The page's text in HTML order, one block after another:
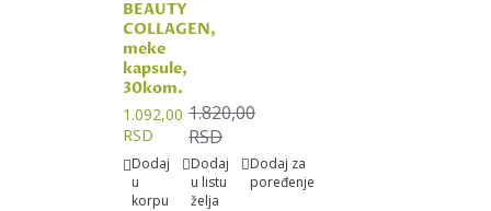
BEAUTY
COLLAGEN,
meke
kapsule,
30kom.
1.092,00
RSD
1.820,00
RSD
Dodaj
u
korpu
Dodaj
u listu
želja
Dodaj za
poređenje